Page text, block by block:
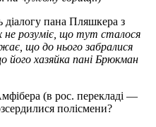
діалогу пана Пляшкера з
не розуміє, що тут сталося
що до нього забралися
його хазяйка пані Брюкман
(в рос. перекладі —
полісмени?